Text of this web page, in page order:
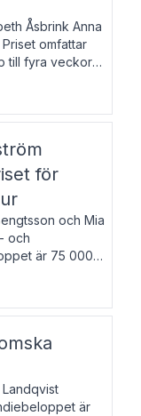
Åsbrink Anna
omfattar
till fyra veckors
Elisabeth
för
och Mia
och
är 75 000
är författare
är